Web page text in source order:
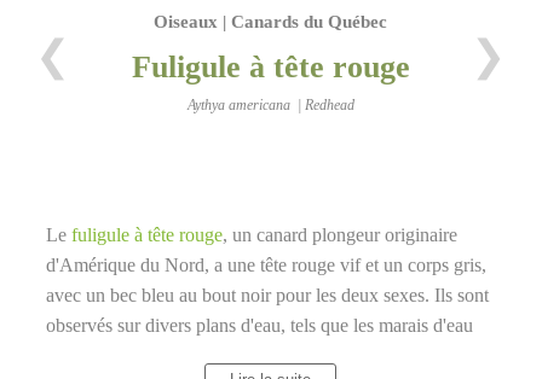
❮
Oiseaux | Canards du Québec
Fuligule à tête rouge
Aythya americana | Redhead
❯
Le fuligule à tête rouge, un canard plongeur originaire
d'Amérique du Nord, a une tête rouge vif et un corps gris,
avec un bec bleu au bout noir pour les deux sexes. Ils sont
observés sur divers plans d'eau, tels que les marais d'eau